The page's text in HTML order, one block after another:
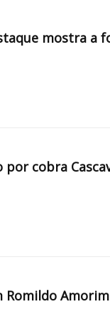
mostra a
por cobra